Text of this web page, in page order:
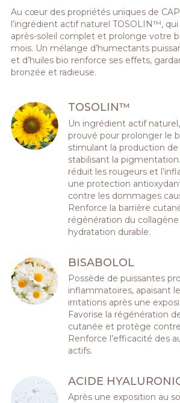
Au cœur des propriétés uniques de
l’ingrédient actif naturel TOSOLIN™,
après-soleil complet et prolonge votre
mois. Un mélange d’humectants
et d’huiles bio renforce ses effets,
bronzée et radieuse.
TOSOLIN™
Un ingrédient actif
prouvé pour prolonger le
stimulant la production
stabilisant la
réduit les rougeurs et
une protection
contre les dommages
Renforce la barrière
régénération du
hydratation durable.
BISABOLOL
Possède de puissantes
inflammatoires, apaisant
irritations après une
Favorise la régénération
cutanée et protège
Renforce l’efficacité des
actifs.
ACIDE
Après une exposition au